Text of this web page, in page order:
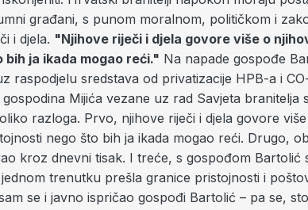
građani, s punom moralnom, političkom i
i djela. "Njihove riječi i djela govore više o
bih ja ikada mogao reći." Na napade gospođe
raspodjelu sredstava od privatizacije HPB-a i
gospodina Mijića vezane uz rad Savjeta branitelja
razloga. Prvo, njihove riječi i djela govore
nego što bih ja ikada mogao reći. Drugo,
kroz dnevni tisak. I treće, s gospođom Bartolić
trenutku prešla granice pristojnosti i
se i javno ispričao gospođi Bartolić – pa se,